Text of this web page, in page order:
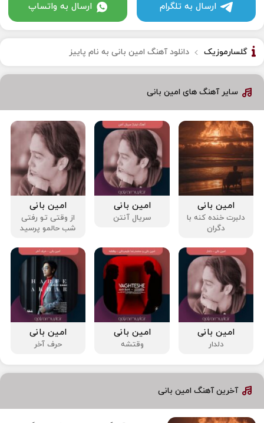
ارسال به تلگرام ارسال به واتساپ
گلسارموزیک دانلود آهنگ امین بانی به نام پاییز
سایر آهنگ های امین بانی
امین بانی
دلبرت خنده کنه با
دگران
امین بانی
سریال آنتن
امین بانی
از وقتی تو رفتی
شب حالمو پرسید
امین بانی
دلدار
امین بانی
وقتشه
امین بانی
حرف آخر
آخرین آهنگ امین بانی